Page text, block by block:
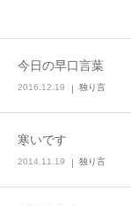
今日の早口言葉
2016.12.19 独り言
寒いです
2014.11.19 独り言